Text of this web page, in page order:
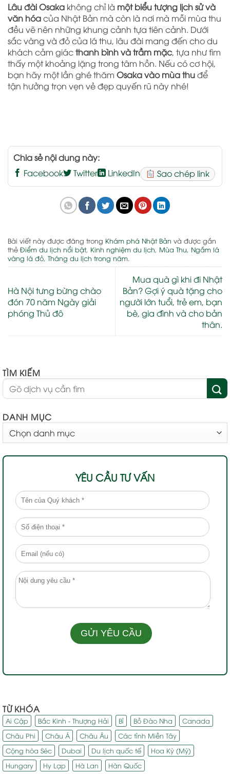
Lâu đài Osaka không chỉ là một biểu tượng lịch sử và
văn hóacủa Nhật Bản mà còn là nơi mà mỗi mùa thu
đều vẽ nên những khung cảnh tựa tiên cảnh. Dưới
sắc vàng và đỏ của lá thu, lâu đài mang đến cho du
khách cảm giácthanh bình và trầm mặc, tựa như tìm
thấy một khoảng lặng trong tâm hồn. Nếu có cơ hội,
bạn hãy một lần ghé thăm Osaka vào mùa thuđể
tận hưởng trọn vẹn vẻ đẹp quyến rũ này nhé!
Chia sẻ nội dung này:
Facebook
Twitter LinkedIn Sao chép link
Bài viết này được đăng trong Khám phá Nhật Bản và được gắn
thẻ Điểm du lịch nổi bật, Kinh nghiệm du lịch, Mùa Thu, Ngắm lá
vàng lá đỏ, Tháng du lịch trong năm.
Hà Nội tưng bừng chào
đón 70 năm Ngày giải
phóng Thủ đô
Mua quà gì khi đi Nhật
Bản? Gợi ý quà tặng cho
người lớn tuổi, trẻ em, bạn
bè, gia đình và cho bản
thân.
TÌM KIẾM
DANH MỤC
MỤC
YÊU CẦU TƯ VẤN
TỪ KHÓA
Ai Cập Bắc Kinh - Thượng Hải Bỉ Bồ Đào Nha
Canada
Châu Phi
Châu Á Châu Âu
Các tỉnh Miền Tây
Cộng hòa Séc
Dubai Du lịch quốc tế
Hoa Kỳ (Mỹ)
Hungary
Hy Lạp Hà Lan Hàn Quốc